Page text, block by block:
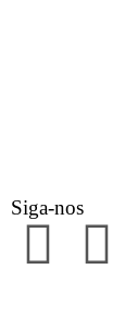
Siga-nos